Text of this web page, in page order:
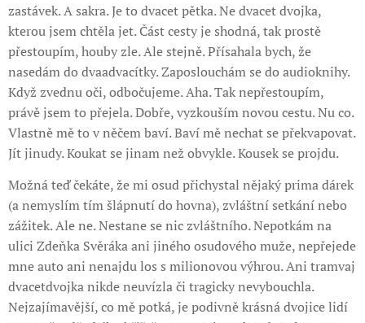
zastávek. A sakra. Je to dvacet pětka. Ne dvacet dvojka,
kterou jsem chtěla jet. Část cesty je shodná, tak prostě
přestoupím, houby zle. Ale stejně. Přísahala bych, že
nasedám do dvaadvacítky. Zaposlouchám se do audioknihy.
Když zvednu oči, odbočujeme. Aha. Tak nepřestoupím,
právě jsem to přejela. Dobře, vyzkouším novou cestu. Nu co.
Vlastně mě to v něčem baví. Baví mě nechat se překvapovat.
Jít jinudy. Koukat se jinam než obvykle. Kousek se projdu.
Možná teď čekáte, že mi osud přichystal nějaký prima dárek
(a nemyslím tím šlápnutí do hovna), zvláštní setkání nebo
zážitek. Ale ne. Nestane se nic zvláštního. Nepotkám na
ulici Zdeňka Svěráka ani jiného osudového muže, nepřejede
mne auto ani nenajdu los s milionovou výhrou. Ani tramvaj
dvacetdvojka nikde neuvízla či tragicky nevybouchla.
Nejzajímavější, co mě potká, je podivně krásná dvojice lidí